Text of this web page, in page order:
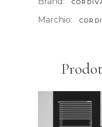
Marchio: